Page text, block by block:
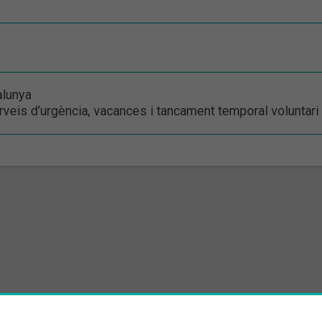
d’urgència, vacances i tancament temporal